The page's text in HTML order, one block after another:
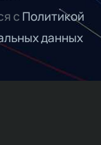
с Политикой
данных